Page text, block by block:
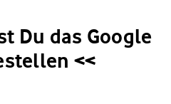
Du das Google
<<